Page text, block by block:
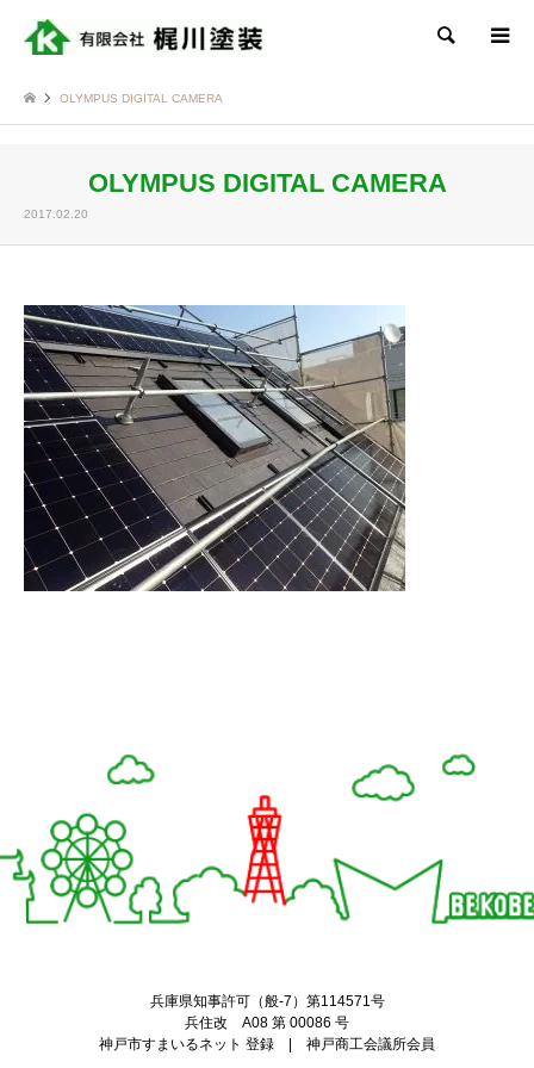
検索
OLYMPUS DIGITAL CAMERA
OLYMPUS DIGITAL CAMERA
2017.02.20
兵庫県知事許可（般-7）第114571号
兵住改 A08 第 00086 号
神戸市すまいるネット 登録 | 神戸商工会議所会員